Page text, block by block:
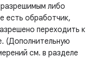
либо
есть обработчик,
переходить к
(Дополнительную
см. в разделе